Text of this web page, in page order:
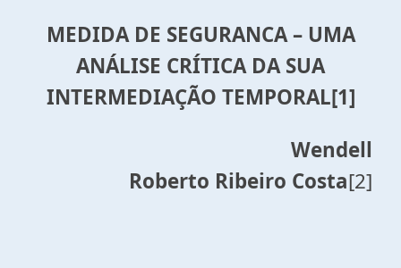
MEDIDA DE SEGURANCA – UMA
ANÁLISE CRÍTICA DA SUA
INTERMEDIAÇÃO TEMPORAL[1]
Wendell
Roberto Ribeiro Costa[2]